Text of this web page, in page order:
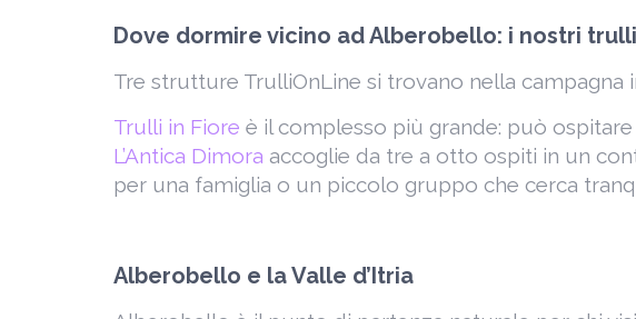
Dove dormire vicino ad Alberobello: i nostri trulli
Tre strutture TrulliOnLine si trovano nella
Trulli in Fiore è il complesso più grande: può
L’Antica Dimora accoglie da tre a otto ospiti in un
per una famiglia o un piccolo gruppo che cerca
Alberobello e la Valle d’Itria